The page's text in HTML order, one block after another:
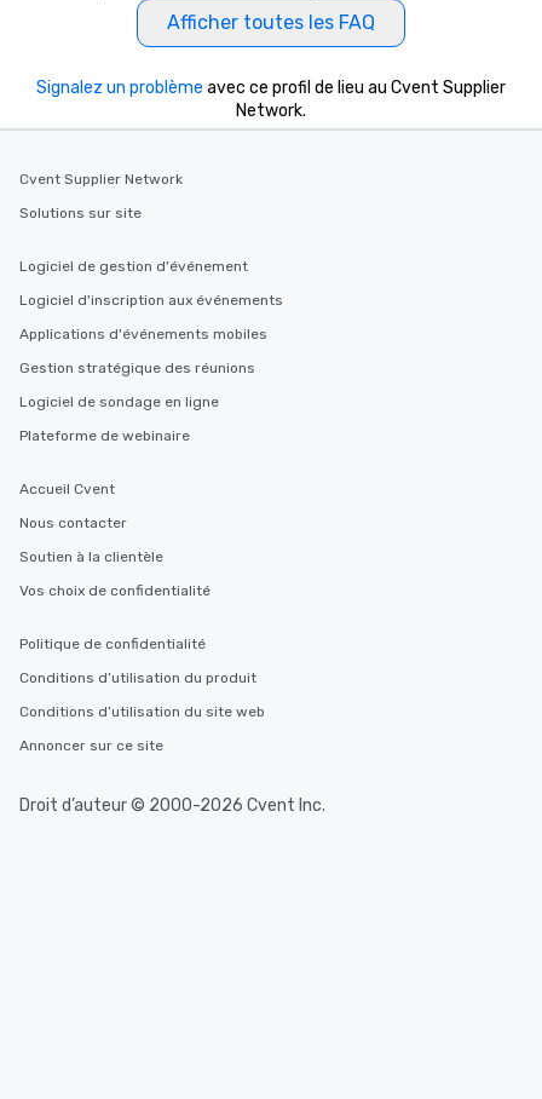
Afficher toutes les FAQ
Signalez un problème avec ce profil de lieu au Cvent Supplier
Network.
Cvent Supplier Network
Solutions sur site
Logiciel de gestion d'événement
Logiciel d'inscription aux événements
Applications d'événements mobiles
Gestion stratégique des réunions
Logiciel de sondage en ligne
Plateforme de webinaire
Accueil Cvent
Nous contacter
Soutien à la clientèle
Vos choix de confidentialité
Politique de confidentialité
Conditions d’utilisation du produit
Conditions d’utilisation du site web
Annoncer sur ce site
Droit d’auteur © 2000-2026 Cvent Inc.